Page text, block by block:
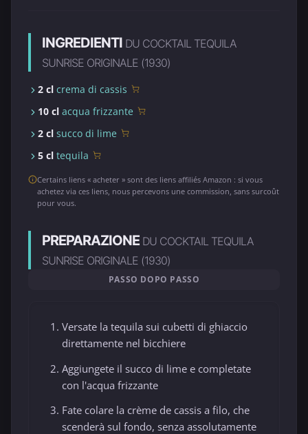
INGREDIENTI DU COCKTAIL TEQUILA
SUNRISE ORIGINALE (1930)
2 cl crema di cassis
10 cl acqua frizzante
2 cl succo di lime
5 cl tequila
Certains liens « acheter » sont des liens affiliés Amazon : si vous
achetez via ces liens, nous percevons une commission, sans surcoût
pour vous.
PREPARAZIONE DU COCKTAIL TEQUILA
SUNRISE ORIGINALE (1930)
PASSO DOPO PASSO
Versate la tequila sui cubetti di ghiaccio
direttamente nel bicchiere
Aggiungete il succo di lime e completate
con l'acqua frizzante
Fate colare la crème de cassis a filo, che
scenderà sul fondo, senza assolutamente